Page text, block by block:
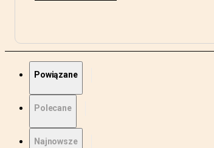
Powiązane
Polecane
Najnowsze